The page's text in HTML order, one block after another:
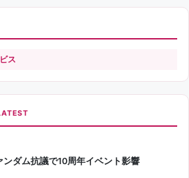
ス
ンダム抗議で10周年イベント影響